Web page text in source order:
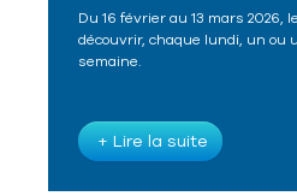
Du 16 février au 13 mars 2026,
découvrir, chaque lundi, un ou
semaine.
+ Lire la suite